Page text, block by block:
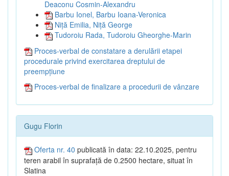
Deaconu Cosmin-Alexandru
Barbu Ionel, Barbu Ioana-Veronica
Niță Emilia, Niță George
Tudoroiu Rada, Tudoroiu Gheorghe-Marin
Proces-verbal de constatare a derulării etapei
procedurale privind exercitarea dreptului de
preempțiune
Proces-verbal de finalizare a procedurii de vânzare
Gugu Florin
Oferta nr. 40 publicată în data: 22.10.2025, pentru
teren arabil în suprafață de 0.2500 hectare, situat în
Slatina